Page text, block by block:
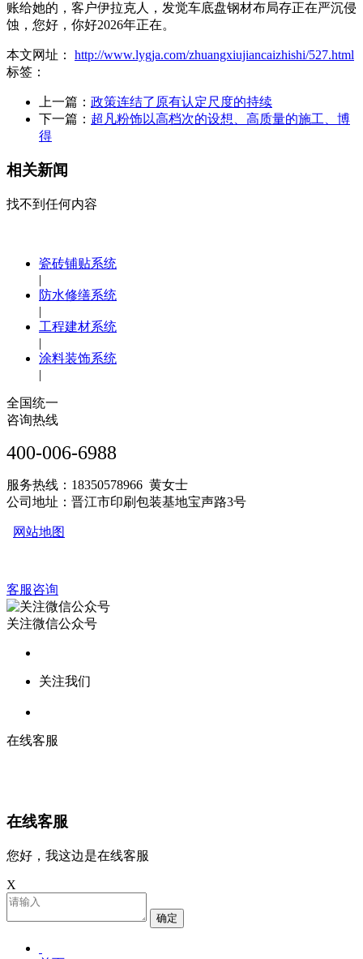
账给她的，客户伊拉克人，发觉车底盘钢材布局存正在严沉侵
蚀，您好，你好2026年正在。
本文网址： http://www.lygja.com/zhuangxiujiancaizhishi/527.html
标签：
上一篇： 政策连结了原有认定尺度的持续
下一篇： 超凡粉饰以高档次的设想、高质量的施工、博
得
相关新闻
找不到任何内容
瓷砖铺贴系统
|
防水修缮系统
|
工程建材系统
|
涂料装饰系统
|
全国统一
咨询热线
400-006-6988
服务热线：18350578966 黄女士
公司地址：晋江市印刷包装基地宝声路3号
网站地图
客服咨询
关注微信公众号
关注我们
在线客服
在线客服
您好，我这边是在线客服
X
确定